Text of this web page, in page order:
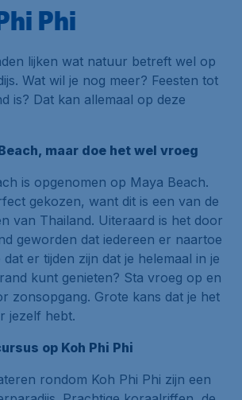
Phi
lijken wat natuur betreft wel op
Wat wil je nog meer? Feesten tot
is? Dat kan allemaal op deze
maar doe het wel vroeg
is opgenomen op Maya Beach.
gekozen, want dit is een van de
van Thailand. Uiteraard is het door
geworden dat iedereen er naartoe
er tijden zijn dat je helemaal in je
kunt genieten? Sta vroeg op en
zonsopgang. Grote kans dat je het
jezelf hebt.
op Koh Phi Phi
rondom Koh Phi Phi zijn een